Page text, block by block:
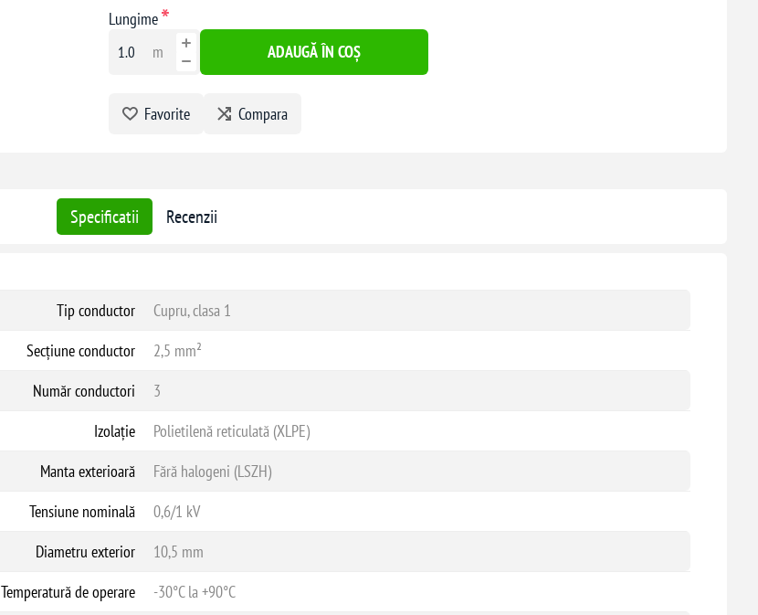
Lungime*
m ADAUGĂ ÎN COȘ
Favorite Compara
Specificatii Recenzii
Tip conductor
Cupru, clasa 1
Secțiune conductor
2,5 mm²
Număr conductori
3
Izolație
Polietilenă reticulată (XLPE)
Manta exterioară
Fără halogeni (LSZH)
Tensiune nominală
0,6/1 kV
Diametru exterior
10,5 mm
Temperatură de operare
-30°C la +90°C